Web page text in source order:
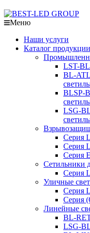
Меню
Наши услуги
Каталог продукции
LST-
BL-
BLSP-
LSG-
Серия
Серия
Серия
Сетильники
Серия
Уличные
Серия
Серия
Линейные
BL-
LSG-